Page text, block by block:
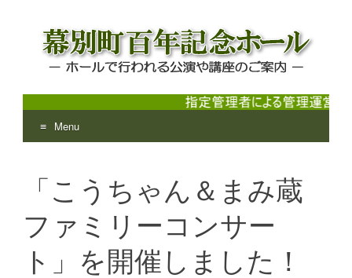
幕別町百年記念ホール
ホールで行われる公演や講座のご案内
Menu
content
「こうちゃん＆まみ蔵
ファミリーコンサー
ト」を開催しました！